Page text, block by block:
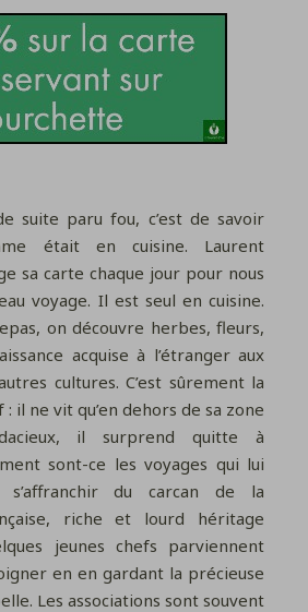
suite paru fou, c’est de savoir
était en cuisine. Laurent
sa carte chaque jour pour nous
voyage. Il est seul en cuisine.
on découvre herbes, fleurs,
acquise à l’étranger aux
cultures. C’est sûrement la
il ne vit qu’en dehors de sa zone
il surprend quitte à
sont-ce les voyages qui lui
du carcan de la
riche et lourd héritage
jeunes chefs parviennent
en en gardant la précieuse
Les associations sont souvent